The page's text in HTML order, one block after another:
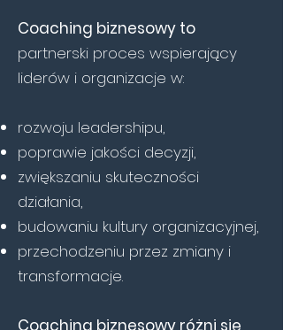
Coaching biznesowy to
partnerski proces wspierający
liderów i organizacje w:
rozwoju leadershipu,
poprawie jakości decyzji,
zwiększaniu skuteczności
działania,
budowaniu kultury organizacyjnej,
przechodzeniu przez zmiany i
transformacje.
Coaching biznesowy różni się